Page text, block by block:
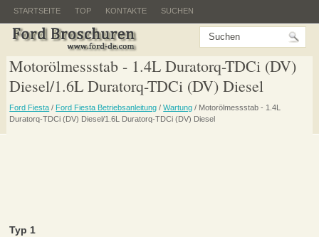
STARTSEITE TOP KONTAKTE SUCHEN
Motorölmessstab - 1.4L Duratorq-TDCi (DV)
Diesel/1.6L Duratorq-TDCi (DV) Diesel
Ford Fiesta / Ford Fiesta Betriebsanleitung /Wartung / Motorölmessstab - 1.4L
Duratorq-TDCi (DV) Diesel/1.6L Duratorq-TDCi (DV) Diesel
Typ 1